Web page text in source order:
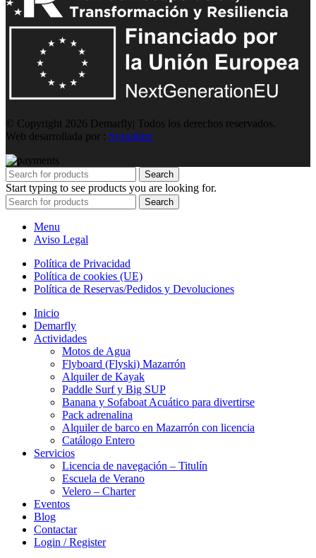
© Copyright 2026 Demarfly| Todos los derechos reservados.
Web desarrollada por : Sysonline
Search
Start typing to see products you are looking for.
Search
Menu
Aviso Legal
Política de Privacidad
Política de cookies (UE)
Política de Reservas/Pedidos y Devoluciones
Inicio
Demarfly
Actividades
Motos de Agua
Flyboard (Flyski) Mazarrón
Alquiler de Kayak
Paddle Surf y Big SUP
Banana y Sofaboat Acuático para divertirse
Pack adrenalina
Alquiler de barco en Mazarrón con licencia
Catálogo Entero
Servicios
Licencia de navegación – Titulín
Escuela de Verano
Velero – Charter
Eventos
Blog
Contactar
Login / Register